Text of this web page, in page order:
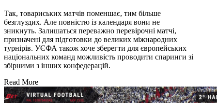
Так, товариських матчів поменшає, тим більше
безглуздих. Але повністю із календаря вони не
зникнуть. Залишаться переважно перевірочні матчі,
призначені для підготовки до великих міжнародних
турнірів. УЄФА також хоче зберегти для європейських
національних команд можливість проводити спаринги зі
збірними з інших конфедерацій.
Read More